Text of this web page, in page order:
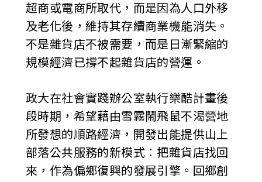
超商或電商所取代，而是因為人口外移
及老化後，維持其存續商業機能消失。
不是雜貨店不被需要，而是日漸緊縮的
規模經濟已撐不起雜貨店的營運。
政大在社會實踐辦公室執行樂酷計畫後
段時期，希望藉由雪霧鬧飛鼠不渴營地
所發想的順路經濟，開發出能提供山上
部落公共服務的新模式：把雜貨店找回
來，作為偏鄉復興的發展引擎。回鄉創